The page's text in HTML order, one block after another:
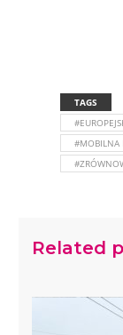
TAGS
#MOBILNA
Related